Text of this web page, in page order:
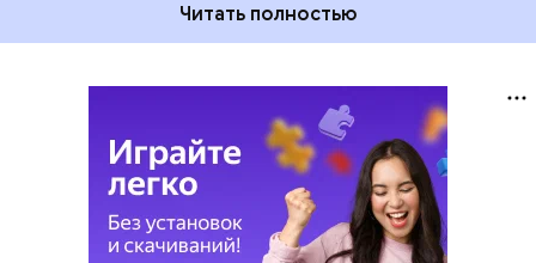
Читать полностью